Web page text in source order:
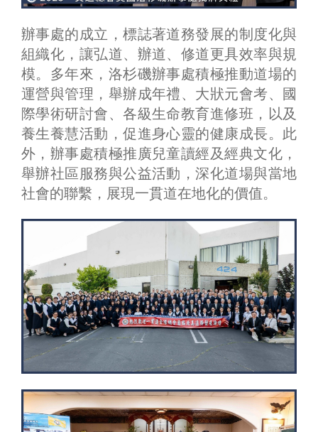
辦事處的成立，標誌著道務發展的制度化與
組織化，讓弘道、辦道、修道更具效率與規
模。多年來，洛杉磯辦事處積極推動道場的
運營與管理，舉辦成年禮、大狀元會考、國
際學術研討會、各級生命教育進修班，以及
養生養慧活動，促進身心靈的健康成長。此
外，辦事處積極推廣兒童讀經及經典文化，
舉辦社區服務與公益活動，深化道場與當地
社會的聯繫，展現一貫道在地化的價值。